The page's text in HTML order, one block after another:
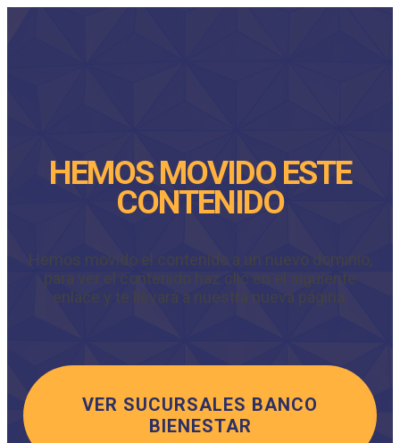
HEMOS MOVIDO ESTE
CONTENIDO
Hemos movido el contenido a un nuevo dominio,
para ver el contenido haz clic en el siguiente
enlace y te llevará a nuestra nueva página.
VER SUCURSALES BANCO
BIENESTAR